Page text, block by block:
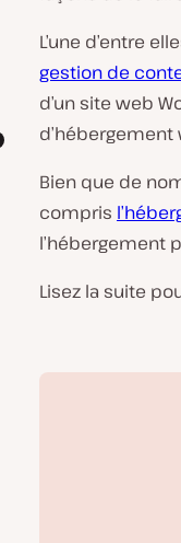
L’une d’entre
gestion de
d’un site web
d’hébergement
Bien que de
compris
l’hébergement
Lisez la suite